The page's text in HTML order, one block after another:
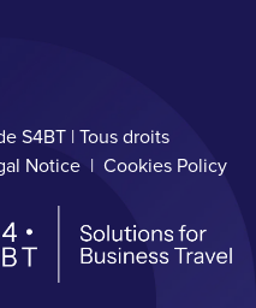
S4BT | Tous droits
Notice Cookies Policy